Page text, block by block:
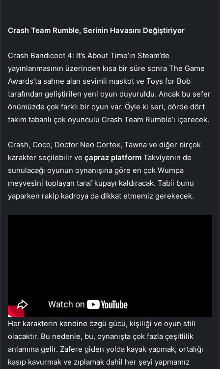
Crash Team Rumble, Serinin Havasını Değiştiriyor
Crash Bandicoot 4: It’s About Time’ın Steam’de
yayınlanmasının üzerinden kısa bir süre sonra The Game
Awards’ta sahne alan sevimli maskot ve Toys for Bob
tarafından geliştirilen yeni oyun duyuruldu. Ancak bu sefer
önümüzde çok farklı bir oyun var. Öyle ki seri, dörde dört
takım tabanlı çok oyunculu Crash Team Rumble’ı içerecek.
Crash, Coco, Doctor Neo Cortex, Tawna ve diğer birçok
karakter seçilebilir ve çapraz platform Takviyenin de
sunulacağı oyunun oynanışına göre en çok Wumpa
meyvesini toplayan taraf kupayı kaldıracak. Tabii bunu
yaparken rakip kadroya da dikkat etmemiz gerekecek.
Her karakterin kendine özgü gücü, kişiliği ve oyun stili
olacaktır. Bu nedenle, bu, oynanışta çok fazla çeşitlilik
anlamına gelir. Zafere giden yolda kayak yapmak, ortalığı
kasıp kavurmak ve zıplamak dahil her şeyi yapmamız